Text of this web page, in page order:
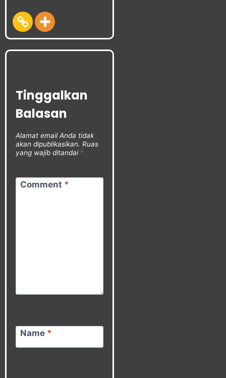
Tinggalkan
Balasan
Alamat email Anda tidak
akan dipublikasikan. Ruas
yang wajib ditandai *
Comment *
Name *